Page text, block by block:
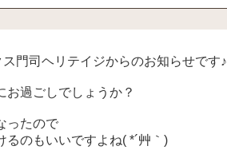
門司ヘリテイジからのお知らせです♪
お過ごしでしょうか？
ったので
のもいいですよね( *´艸｀)